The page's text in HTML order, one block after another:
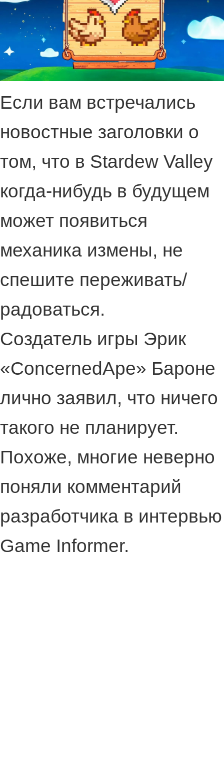
Если вам встречались
новостные заголовки о
том, что в Stardew Valley
когда-нибудь в будущем
может появиться
механика измены, не
спешите переживать/
радоваться.
Создатель игры Эрик
«ConcernedApe» Бароне
лично заявил, что ничего
такого не планирует.
Похоже, многие неверно
поняли комментарий
разработчика в интервью
Game Informer.